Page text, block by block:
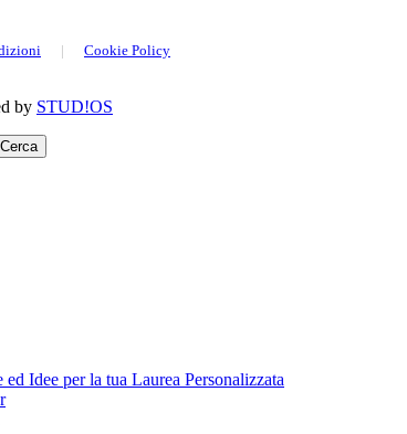
| Cookie Policy
by STUD!OS
Cerca
Idee per la tua Laurea Personalizzata